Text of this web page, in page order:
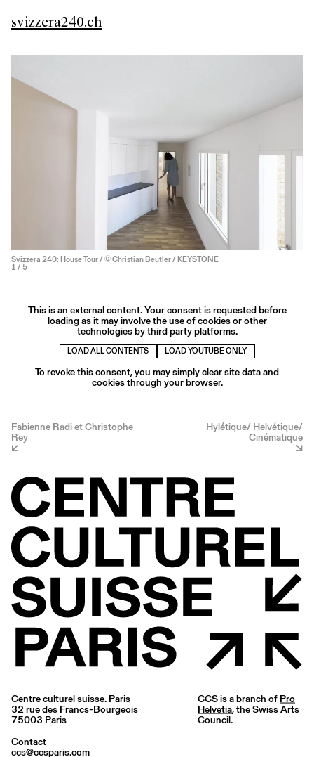
svizzera240.ch
Svizzera 240: House Tour / © Christian Beutler / KEYSTONE
1 / 5
This is an external content. Your consent is requested before
loading as it may involve the use of cookies or other
technologies by third party platforms.
LOAD ALL CONTENTS LOAD YOUTUBE ONLY
To revoke this consent, you may simply clear site data and
cookies through your browser.
Fabienne Radi et Christophe
Rey
Hylétique/ Helvétique/
Cinématique
Centre culturel suisse. Paris
32 rue des Francs-Bourgeois
75003 Paris
Contact
ccs@ccsparis.com
CCS is a branch of Pro
Helvetia, the Swiss Arts
Council.